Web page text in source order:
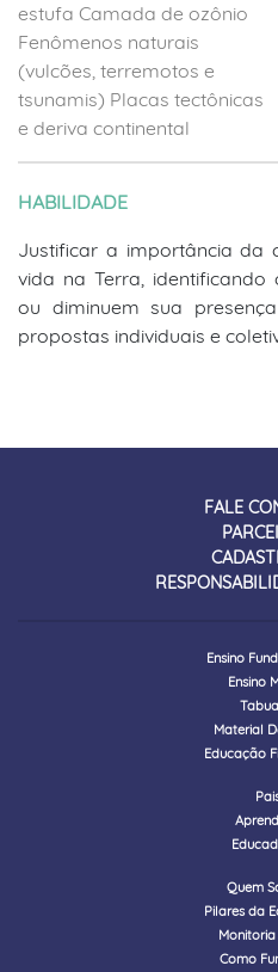
estufa Camada de ozônio
Fenômenos naturais
(vulcões, terremotos e
tsunamis) Placas tectônicas
e deriva continental
HABILIDADE
Justificar a importância da
vida na Terra,
ou diminuem sua
propostas individuais e
FALE
Ensino
Ensino
Material
Educação
Quem
Pilares da
Monitoria
Como